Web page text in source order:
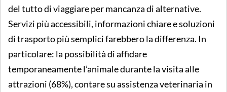
del tutto di viaggiare per mancanza di alternative.
Servizi più accessibili, informazioni chiare e soluzioni
di trasporto più semplici farebbero la differenza. In
particolare: la possibilità di affidare
temporaneamente l’animale durante la visita alle
attrazioni (68%), contare su assistenza veterinaria in